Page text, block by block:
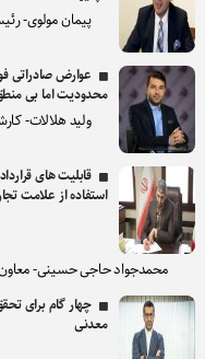
پیمان مولوی-
عوارض صادراتی
محدودیت اما بی
ولید هلالات-
قابلیت های
استفاده از علامت
محمدجواد حاجی حسینی-
چهار گام برای
معدنی